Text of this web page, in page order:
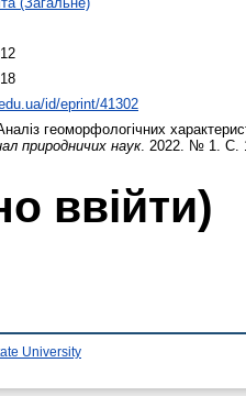
id/eprint/41302
геоморфологічних
природничих наук. 2022. № 1. С.
ввійти)
University